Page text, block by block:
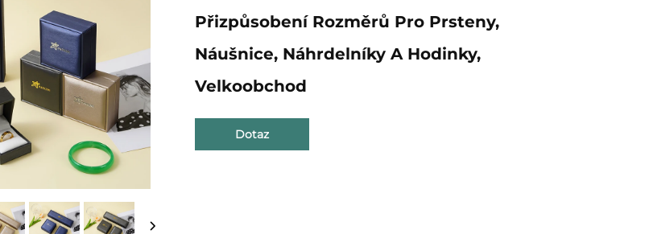
Přizpůsobení Rozměrů Pro Prsteny,
Náušnice, Náhrdelníky A Hodinky,
Velkoobchod
Dotaz